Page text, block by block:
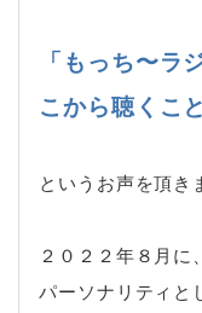
「もっち〜ラ
こから聴くこ
というお声を頂き
２０２２年８月
パーソナリティと